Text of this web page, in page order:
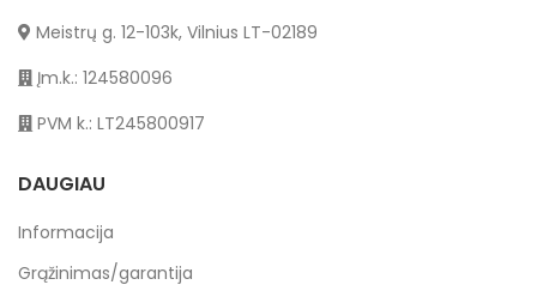
Meistrų g. 12-103k, Vilnius LT-02189
Įm.k.: 124580096
PVM k.: LT245800917
DAUGIAU
Informacija
Grąžinimas/garantija